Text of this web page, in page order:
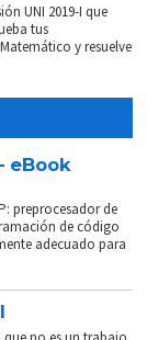
UNI 2019-I que
tus
y resuelve
eBook
preprocesador de
de código
adecuado para